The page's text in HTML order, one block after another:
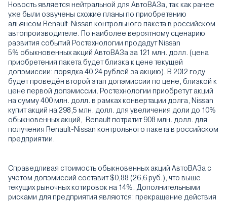
Новость является нейтральной для АвтоВАЗа, так как ранее
уже были озвучены схожие планы по приобретению
альянсом Renault-Nissan контрольного пакета в российском
автопроизводителе. По наиболее вероятному сценарию
развития событий Ростехнологии продадут Nissan
5% обыкновенных акций АвтоВАЗа за 121 млн. долл. (цена
приобретения пакета будет близка к цене текущей
допэмиссии: порядка 40,24 рублей за акцию). В 2012 году
будет проведён второй этап допэмиссии по цене, близкой к
цене первой допэмиссии. Ростехнологии приобретут акций
на сумму 400 млн. долл. в рамках конвертации долга, Nissan
купит акций на 298,5 млн. долл. для увеличения доли до 10%
обыкновенных акций, Renault потратит 908 млн. долл. для
получения Renault-Nissan контрольного пакета в российском
предприятии.
Справедливая стоимость обыкновенных акций АвтоВАЗа с
учётом допэмиссий составит $0,88 (26,6 руб.), что выше
текущих рыночных котировок на 14%. Дополнительными
рисками для предприятия являются: прекращение действия